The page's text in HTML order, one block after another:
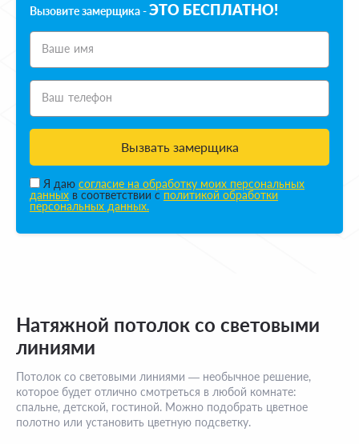
Вызовите замерщика -ЭТО БЕСПЛАТНО!
Ваше имя
Ваш телефон
Вызвать замерщика
Я даю согласие на обработку моих персональных
данных в соответствии с политикой обработки
персональных данных.
Натяжной потолок со световыми
линиями
Потолок со световыми линиями — необычное решение,
которое будет отлично смотреться в любой комнате:
спальне, детской, гостиной. Можно подобрать цветное
полотно или установить цветную подсветку.